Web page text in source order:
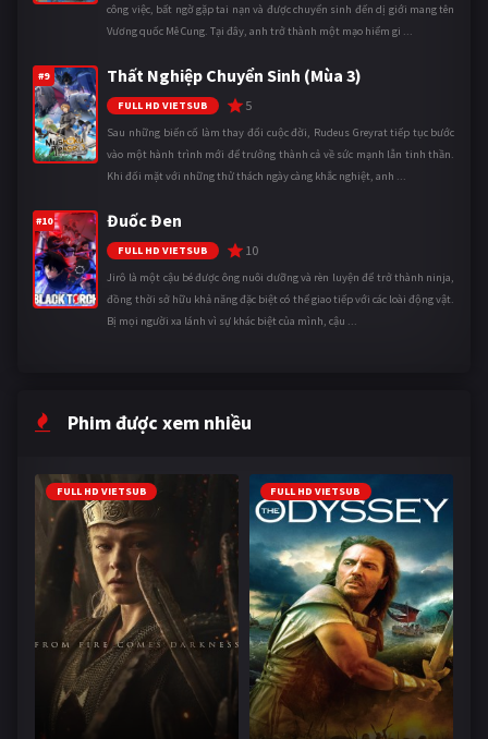
công việc, bất ngờ gặp tai nạn và được chuyển sinh đến dị giới mang tên
Vương quốc Mê Cung. Tại đây, anh trở thành một mạo hiểm gi ...
#9 Thất Nghiệp Chuyển Sinh (Mùa 3)
FULL HD VIETSUB 5
Sau những biến cố làm thay đổi cuộc đời, Rudeus Greyrat tiếp tục bước
vào một hành trình mới để trưởng thành cả về sức mạnh lẫn tinh thần.
Khi đối mặt với những thử thách ngày càng khắc nghiệt, anh ...
#10 Đuốc Đen
FULL HD VIETSUB 10
Jirô là một cậu bé được ông nuôi dưỡng và rèn luyện để trở thành ninja,
đồng thời sở hữu khả năng đặc biệt có thể giao tiếp với các loài động vật.
Bị mọi người xa lánh vì sự khác biệt của mình, cậu ...
Phim được xem nhiều
FULL HD VIETSUB FULL HD VIETSUB